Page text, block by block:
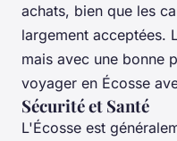
achats, bien que les
largement acceptées.
mais avec une bonne
voyager en Écosse
Sécurité et Santé
L'Écosse est